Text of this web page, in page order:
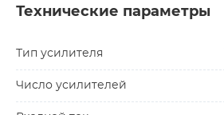
Технические параметры
Тип усилителя
Число усилителей